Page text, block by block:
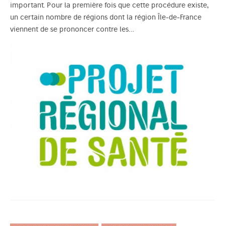
important. Pour la première fois que cette procédure existe,
un certain nombre de régions dont la région Île-de-France
viennent de se prononcer contre les…